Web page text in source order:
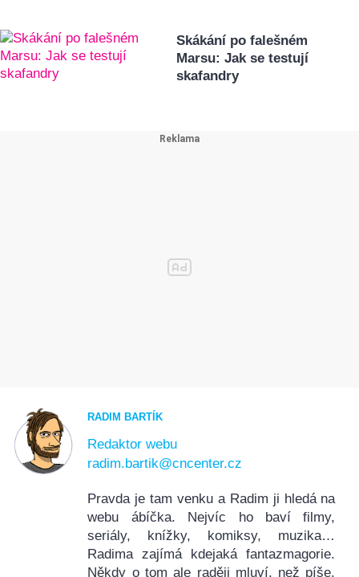
Skákání po falešném
Marsu: Jak se testují
skafandry
RADIM BARTÍK
Redaktor webu
radim.bartik@cncenter.cz
Pravda je tam venku a Radim ji hledá na
webu ábíčka. Nejvíc ho baví filmy,
seriály, knížky, komiksy, muzika…
Radima zajímá kdejaká fantazmagorie.
Někdy o tom ale raději mluví, než píše.